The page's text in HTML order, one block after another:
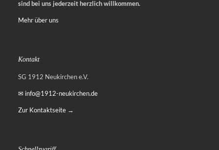
sind bei uns jederzeit herzlich willkommen.
Mehr über uns
Kontakt
SG 1912 Neukirchen e.V.
✉ info@1912-neukirchen.de
Zur Kontaktseite →